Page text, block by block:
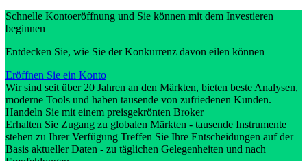
Schnelle Kontoeröffnung und Sie können mit dem Investieren
beginnen
Entdecken Sie, wie Sie der Konkurrenz davon eilen können
Eröffnen Sie ein Konto
Wir sind seit über 20 Jahren an den Märkten, bieten beste Analysen,
moderne Tools und haben tausende von zufriedenen Kunden.
Handeln Sie mit einem preisgekrönten Broker
Erhalten Sie Zugang zu globalen Märkten - tausende Instrumente
stehen zu Ihrer Verfügung Treffen Sie Ihre Entscheidungen auf der
Basis aktueller Daten - zu täglichen Gelegenheiten und nach